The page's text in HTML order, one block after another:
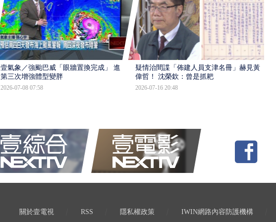
壹氣象／強颱巴威「眼牆置換完成」 進入
第三次增強體型變胖
2026-07-08 07:58
疑情治間諜「佈建人員支津名冊」赫見黃
偉哲！ 沈榮欽：曾是抓耙
2026-07-16 20:48
關於壹電視 RSS 隱私權政策 IWIN網路內容防護機構